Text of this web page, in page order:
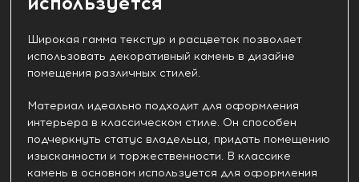
Широкая гамма текстур и расцветок позволяет
использовать декоративный камень в дизайне
помещения различных стилей.
Материал идеально подходит для оформления
интерьера в классическом стиле. Он способен
подчеркнуть статус владельца, придать помещению
изысканности и торжественности. В классике
камень в основном используется для оформления